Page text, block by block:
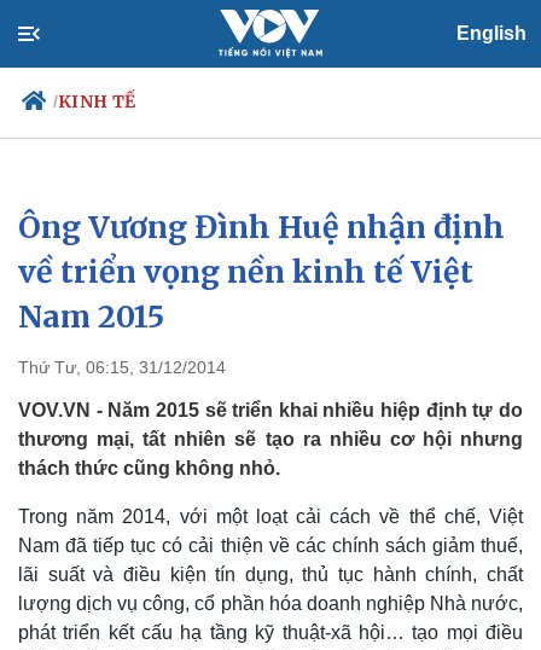
English
/KINH TẾ
Chính trị
Đảng
Tổ chức nhân sự
Quốc hội
Xã hội
Tin 24h
Dự báo thời tiết
Ông Vương Đình Huệ nhận định
về triển vọng nền kinh tế Việt
Nam 2015
Thứ Tư, 06:15, 31/12/2014
VOV.VN - Năm 2015 sẽ triển khai nhiều hiệp định tự do
thương mại, tất nhiên sẽ tạo ra nhiều cơ hội nhưng
thách thức cũng không nhỏ.
Trong năm 2014, với một loạt cải cách về thể chế, Việt
Nam đã tiếp tục có cải thiện về các chính sách giảm thuế,
lãi suất và điều kiện tín dụng, thủ tục hành chính, chất
lượng dịch vụ công, cổ phần hóa doanh nghiệp Nhà nước,
phát triển kết cấu hạ tầng kỹ thuật-xã hội… tạo mọi điều